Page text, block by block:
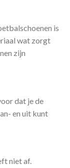
is
wat zorgt
zijn
dat je de
en uit kunt
niet af.